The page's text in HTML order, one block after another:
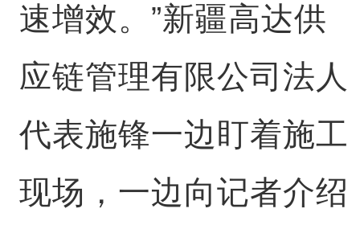
速增效。”新疆高达供
应链管理有限公司法人
代表施锋一边盯着施工
现场，一边向记者介绍